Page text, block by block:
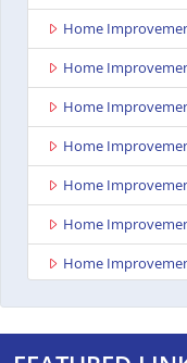
Home
Home
Home
Home
Home
Home
Home